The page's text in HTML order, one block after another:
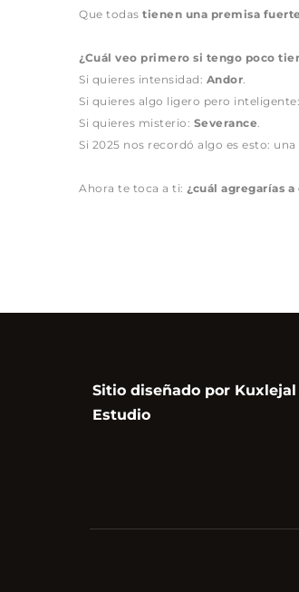
Que todas tienen una premisa fuerte
¿Cuál veo primero si tengo poco
Si quieres intensidad: Andor
Si quieres algo ligero pero inteligente:
Si quieres misterio: Severance
Si 2025 nos recordó algo es esto:
Ahora te toca a ti: ¿cuál agregarías
Sitio diseñado por Kuxlejal
Estudio